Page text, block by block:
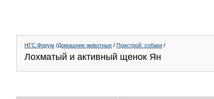
НГС.Форум /Домашние животные / Пристрой: собаки /
Лохматый и активный щенок Ян